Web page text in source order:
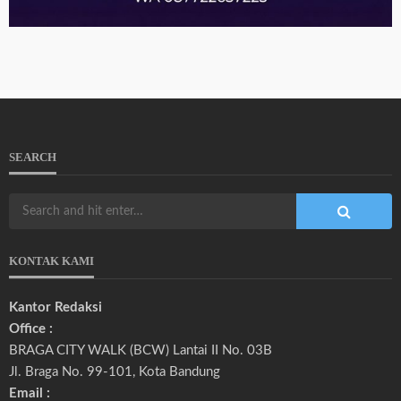
SEARCH
KONTAK KAMI
Kantor Redaksi
Office :
BRAGA CITY WALK (BCW) Lantai II No. 03B
Jl. Braga No. 99-101, Kota Bandung
Email :